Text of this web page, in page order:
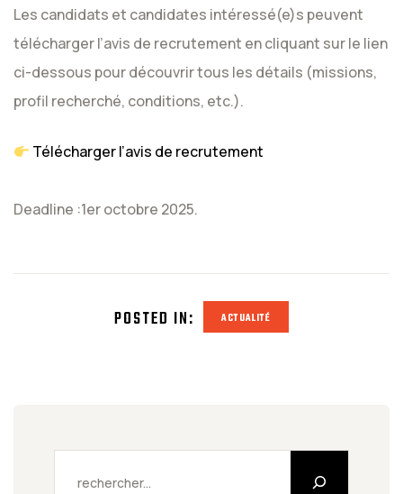
Les candidats et candidates intéressé(e)s peuvent
télécharger l’avis de recrutement en cliquant sur le lien
ci-dessous pour découvrir tous les détails (missions,
profil recherché, conditions, etc.).
Télécharger l’avis de recrutement
Deadline :1er octobre 2025.
POSTED IN: ACTUALITÉ